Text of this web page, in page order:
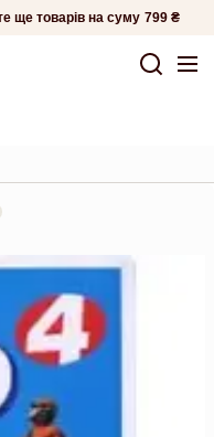
ще товарів на суму 799 ₴